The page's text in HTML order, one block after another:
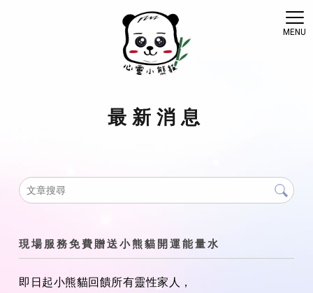
最新消息
現場服務免費贈送小熊貓開運能量水
即日起小熊貓回饋所有靈性家人，